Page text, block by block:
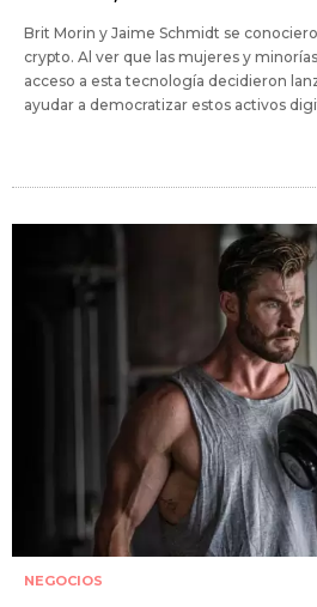
Brit Morin y Jaime Schmidt se
crypto. Al ver que las mujeres y
acceso a esta tecnología decidieron
ayudar a democratizar estos activos
NEGOCIOS